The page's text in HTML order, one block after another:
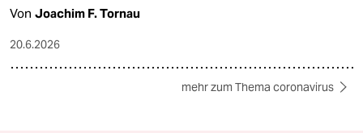
Von Joachim F. Tornau
20.6.2026
mehr zum Thema coronavirus